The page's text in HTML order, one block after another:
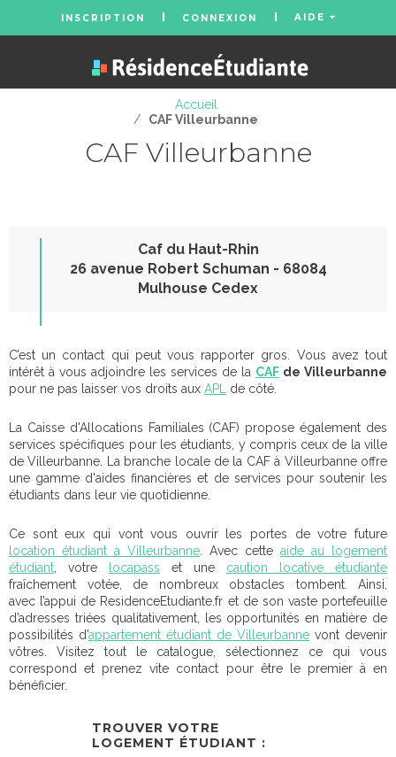
INSCRIPTION CONNEXION AIDE
Accueil
/
CAF Villeurbanne
CAF Villeurbanne
Caf du Haut-Rhin
26 avenue Robert Schuman - 68084
Mulhouse Cedex
C’est un contact qui peut vous rapporter gros. Vous avez tout
intérêt à vous adjoindre les services de la CAF de Villeurbanne
pour ne pas laisser vos droits aux APL de côté.
La Caisse d'Allocations Familiales (CAF) propose également des
services spécifiques pour les étudiants, y compris ceux de la ville
de Villeurbanne. La branche locale de la CAF à Villeurbanne offre
une gamme d'aides financières et de services pour soutenir les
étudiants dans leur vie quotidienne.
Ce sont eux qui vont vous ouvrir les portes de votre future
location étudiant à Villeurbanne . Avec cette aide au
logement
étudiant , votre locapass et une caution locative étudiante
fraîchement votée, de nombreux obstacles tombent. Ainsi,
avec l’appui de ResidenceEtudiante.fr et de son vaste portefeuille
d’adresses triées qualitativement, les opportunités en matière de
possibilités d’appartement étudiant de Villeurbanne vont devenir
vôtres. Visitez tout le catalogue, sélectionnez ce qui vous
correspond et prenez vite contact pour être le premier à en
bénéficier.
TROUVER VOTRE
LOGEMENT ÉTUDIANT :